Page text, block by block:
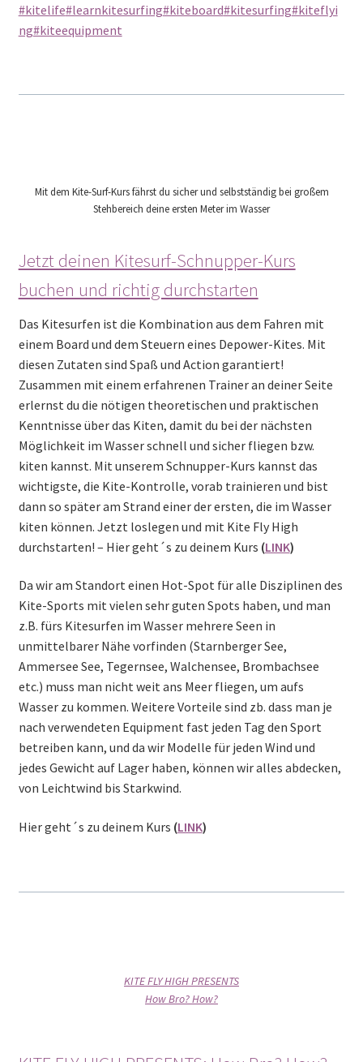
#kitelife#learnkitesurfing#kiteboard#kitesurfing#kiteflyi
ng#kiteequipment
Mit dem Kite-Surf-Kurs fährst du sicher und selbstständig bei großem
Stehbereich deine ersten Meter im Wasser
Jetzt deinen Kitesurf-Schnupper-Kurs
buchen und richtig durchstarten
Das Kitesurfen ist die Kombination aus dem Fahren mit
einem Board und dem Steuern eines Depower-Kites. Mit
diesen Zutaten sind Spaß und Action garantiert!
Zusammen mit einem erfahrenen Trainer an deiner Seite
erlernst du die nötigen theoretischen und praktischen
Kenntnisse über das Kiten, damit du bei der nächsten
Möglichkeit im Wasser schnell und sicher fliegen bzw.
kiten kannst. Mit unserem Schnupper-Kurs kannst das
wichtigste, die Kite-Kontrolle, vorab trainieren und bist
dann so später am Strand einer der ersten, die im Wasser
kiten können. Jetzt loslegen und mit Kite Fly High
durchstarten! – Hier geht´s zu deinem Kurs (LINK)
Da wir am Standort einen Hot-Spot für alle Disziplinen des
Kite-Sports mit vielen sehr guten Spots haben, und man
z.B. fürs Kitesurfen im Wasser mehrere Seen in
unmittelbarer Nähe vorfinden (Starnberger See,
Ammersee See, Tegernsee, Walchensee, Brombachsee
etc.) muss man nicht weit ans Meer fliegen, um aufs
Wasser zu kommen. Weitere Vorteile sind zb. dass man je
nach verwendeten Equipment fast jeden Tag den Sport
betreiben kann, und da wir Modelle für jeden Wind und
jedes Gewicht auf Lager haben, können wir alles abdecken,
von Leichtwind bis Starkwind.
Hier geht´s zu deinem Kurs (LINK)
KITE FLY HIGH PRESENTS
How Bro? How?